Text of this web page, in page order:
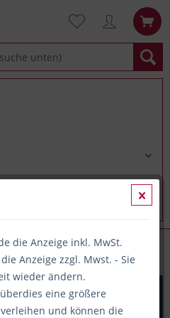
Fenster, weiß,Nassklebung,
die Anzeige inkl. MwSt.
Anzeige zzgl. Mwst. - Sie
wieder ändern.
eine größere
und können die